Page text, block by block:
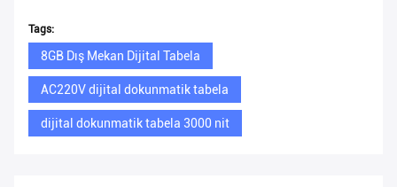
Tags:
8GB Dış Mekan Dijital Tabela
AC220V dijital dokunmatik tabela
dijital dokunmatik tabela 3000 nit